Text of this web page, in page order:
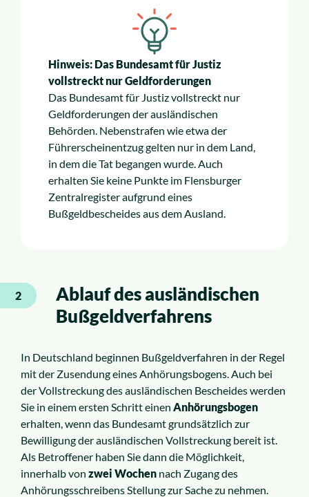
Hinweis: Das Bundesamt für Justiz
vollstreckt nur Geldforderungen
Das Bundesamt für Justiz vollstreckt nur
Geldforderungen der ausländischen
Behörden. Nebenstrafen wie etwa der
Führerscheinentzug gelten nur in dem Land,
in dem die Tat begangen wurde. Auch
erhalten Sie keine Punkte im Flensburger
Zentralregister aufgrund eines
Bußgeldbescheides aus dem Ausland.
2
Ablauf des ausländischen
Bußgeldverfahrens
In Deutschland beginnen Bußgeldverfahren in der Regel
mit der Zusendung eines Anhörungsbogens. Auch bei
der Vollstreckung des ausländischen Bescheides werden
Sie in einem ersten Schritt einen Anhörungsbogen
erhalten, wenn das Bundesamt grundsätzlich zur
Bewilligung der ausländischen Vollstreckung bereit ist.
Als Betroffener haben Sie dann die Möglichkeit,
innerhalb von zwei Wochen nach Zugang des
Anhörungsschreibens Stellung zur Sache zu nehmen.